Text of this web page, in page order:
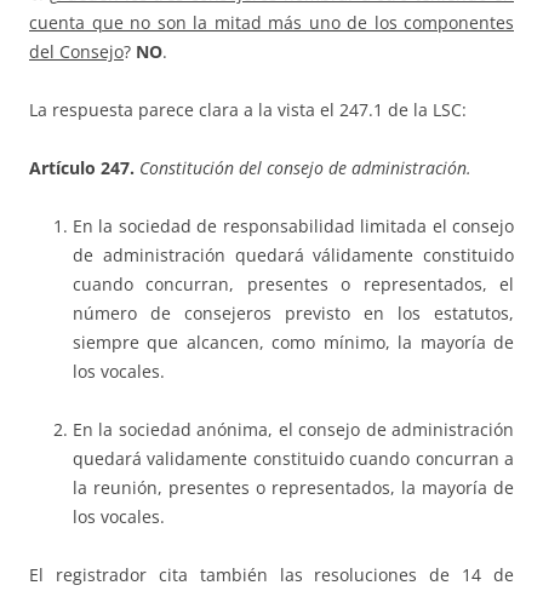
cuenta que no son la mitad más uno de los componentes
del Consejo? NO.
La respuesta parece clara a la vista el 247.1 de la LSC:
Artículo 247. Constitución del consejo de administración.
En la sociedad de responsabilidad limitada el consejo
de administración quedará válidamente constituido
cuando concurran, presentes o representados, el
número de consejeros previsto en los estatutos,
siempre que alcancen, como mínimo, la mayoría de
los vocales.
En la sociedad anónima, el consejo de administración
quedará validamente constituido cuando concurran a
la reunión, presentes o representados, la mayoría de
los vocales.
El registrador cita también las resoluciones de 14 de